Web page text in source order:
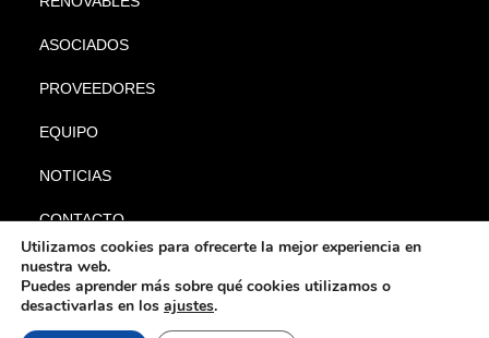
ASOCIADOS
PROVEEDORES
EQUIPO
NOTICIAS
CONTACTO
Utilizamos cookies para ofrecerte la mejor experiencia en
nuestra web.
Puedes aprender más sobre qué cookies utilizamos o
desactivarlas en los ajustes.